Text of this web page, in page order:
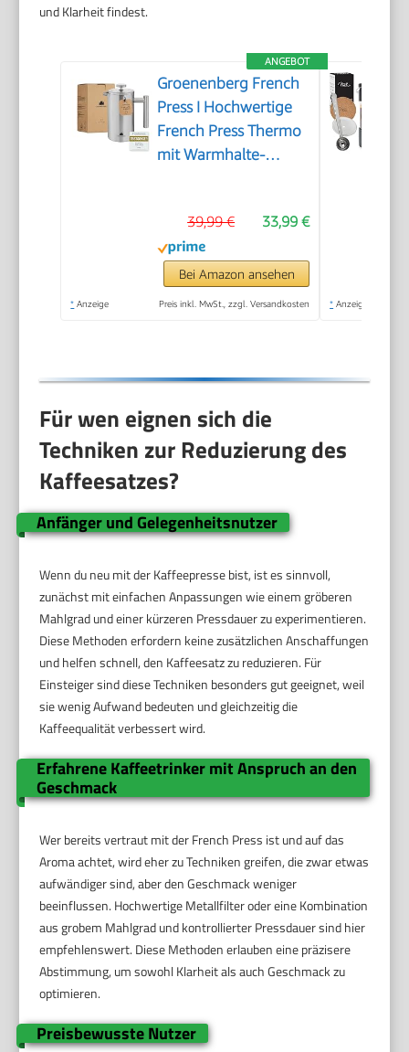
und Klarheit findest.
ANGEBOT
Groenenberg French
Press I Hochwertige
French Press Thermo
mit Warmhalte-
Kaffeepresse in 3
Größen bis 1 Liter
33,99 €
39,99 €
Bei Amazon ansehen
* Anzeige Preis inkl. MwSt., zzgl. Versandkosten * Anzeige
Für wen eignen sich die
Techniken zur Reduzierung des
Kaffeesatzes?
Anfänger und Gelegenheitsnutzer
Wenn du neu mit der Kaffeepresse bist, ist es sinnvoll,
zunächst mit einfachen Anpassungen wie einem gröberen
Mahlgrad und einer kürzeren Pressdauer zu experimentieren.
Diese Methoden erfordern keine zusätzlichen Anschaffungen
und helfen schnell, den Kaffeesatz zu reduzieren. Für
Einsteiger sind diese Techniken besonders gut geeignet, weil
sie wenig Aufwand bedeuten und gleichzeitig die
Kaffeequalität verbessert wird.
Erfahrene Kaffeetrinker mit Anspruch an den
Geschmack
Wer bereits vertraut mit der French Press ist und auf das
Aroma achtet, wird eher zu Techniken greifen, die zwar etwas
aufwändiger sind, aber den Geschmack weniger
beeinflussen. Hochwertige Metallfilter oder eine Kombination
aus grobem Mahlgrad und kontrollierter Pressdauer sind hier
empfehlenswert. Diese Methoden erlauben eine präzisere
Abstimmung, um sowohl Klarheit als auch Geschmack zu
optimieren.
Preisbewusste Nutzer